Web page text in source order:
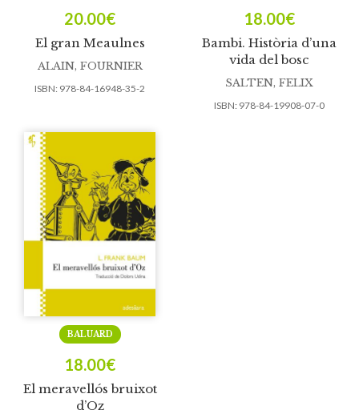
El gran Meaulnes
20.00€
ALAIN, FOURNIER
ISBN: 978-84-16948-35-2
Bambi. Història d’una
vida del bosc
18.00€
SALTEN, FELIX
ISBN: 978-84-19908-07-0
El meravellós bruixot
d’Oz
BALUARD
18.00€